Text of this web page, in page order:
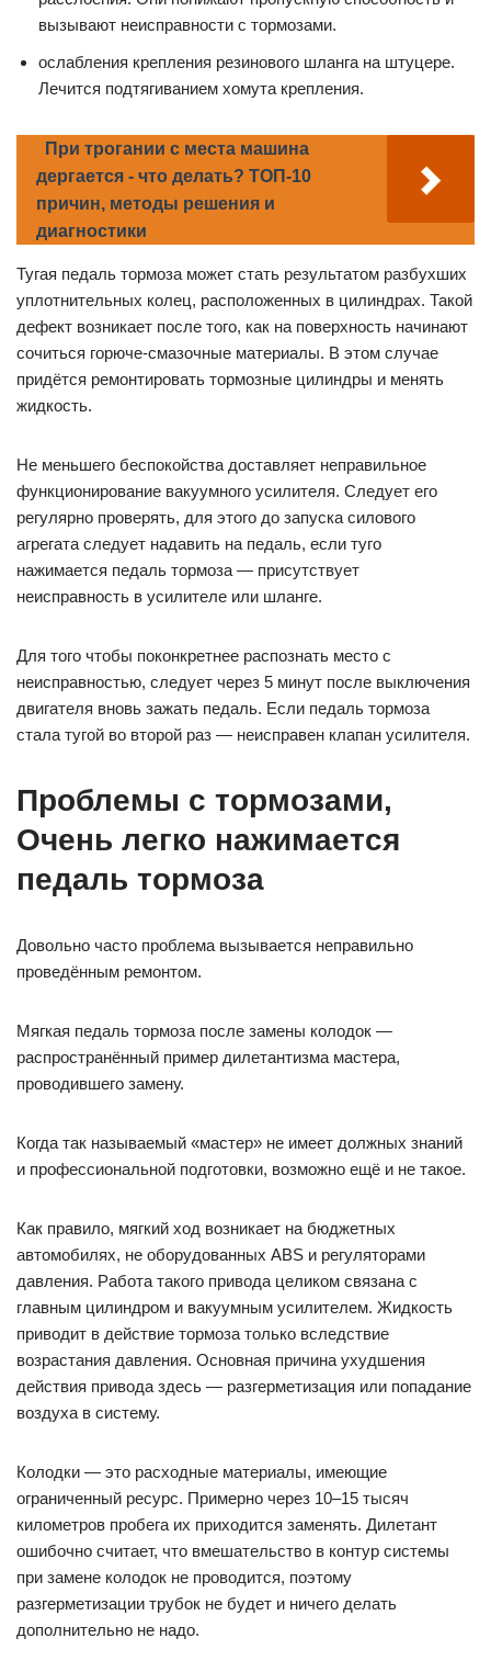
вызывают неисправности с тормозами.
ослабления крепления резинового шланга на штуцере.
Лечится подтягиванием хомута крепления.
При трогании с места машина
дергается - что делать? ТОП-10
причин, методы решения и
диагностики
Тугая педаль тормоза может стать результатом разбухших
уплотнительных колец, расположенных в цилиндрах. Такой
дефект возникает после того, как на поверхность начинают
сочиться горюче-смазочные материалы. В этом случае
придётся ремонтировать тормозные цилиндры и менять
жидкость.
Не меньшего беспокойства доставляет неправильное
функционирование вакуумного усилителя. Следует его
регулярно проверять, для этого до запуска силового
агрегата следует надавить на педаль, если туго
нажимается педаль тормоза — присутствует
неисправность в усилителе или шланге.
Для того чтобы поконкретнее распознать место с
неисправностью, следует через 5 минут после выключения
двигателя вновь зажать педаль. Если педаль тормоза
стала тугой во второй раз — неисправен клапан усилителя.
Проблемы с тормозами,
Очень легко нажимается
педаль тормоза
Довольно часто проблема вызывается неправильно
проведённым ремонтом.
Мягкая педаль тормоза после замены колодок —
распространённый пример дилетантизма мастера,
проводившего замену.
Когда так называемый «мастер» не имеет должных знаний
и профессиональной подготовки, возможно ещё и не такое.
Как правило, мягкий ход возникает на бюджетных
автомобилях, не оборудованных ABS и регуляторами
давления. Работа такого привода целиком связана с
главным цилиндром и вакуумным усилителем. Жидкость
приводит в действие тормоза только вследствие
возрастания давления. Основная причина ухудшения
действия привода здесь — разгерметизация или попадание
воздуха в систему.
Колодки — это расходные материалы, имеющие
ограниченный ресурс. Примерно через 10–15 тысяч
километров пробега их приходится заменять. Дилетант
ошибочно считает, что вмешательство в контур системы
при замене колодок не проводится, поэтому
разгерметизации трубок не будет и ничего делать
дополнительно не надо.